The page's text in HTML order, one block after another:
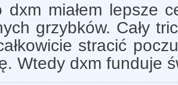
dxm miałem lepsze
grzybków. Cały
stracić
Wtedy dxm funduje